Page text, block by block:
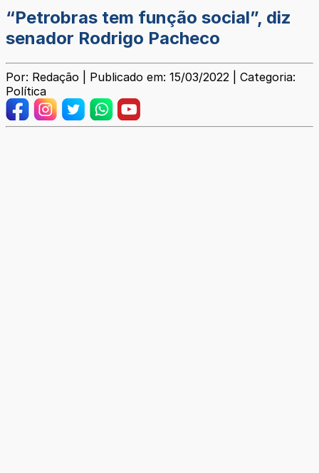
“Petrobras tem função social”, diz
senador Rodrigo Pacheco
Por: Redação | Publicado em: 15/03/2022 | Categoria:
Política